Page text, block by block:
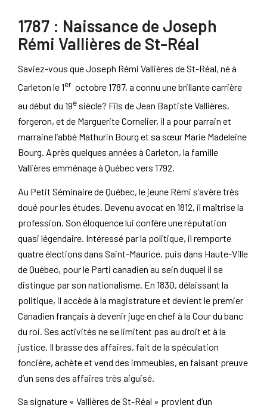
1787 : Naissance de Joseph
Rémi Vallières de St-Réal
Saviez-vous que Joseph Rémi Vallières de St-Réal, né à
Carleton le 1er octobre 1787, a connu une brillante carrière
au début du 19e siècle? Fils de Jean Baptiste Vallières,
forgeron, et de Marguerite Cornelier, il a pour parrain et
marraine l’abbé Mathurin Bourg et sa sœur Marie Madeleine
Bourg. Après quelques années à Carleton, la famille
Vallières emménage à Québec vers 1792.
Au Petit Séminaire de Québec, le jeune Rémi s’avère très
doué pour les études. Devenu avocat en 1812, il maîtrise la
profession. Son éloquence lui confère une réputation
quasi légendaire. Intéressé par la politique, il remporte
quatre élections dans Saint-Maurice, puis dans Haute-Ville
de Québec, pour le Parti canadien au sein duquel il se
distingue par son nationalisme. En 1830, délaissant la
politique, il accède à la magistrature et devient le premier
Canadien français à devenir juge en chef à la Cour du banc
du roi. Ses activités ne se limitent pas au droit et à la
justice. Il brasse des affaires, fait de la spéculation
foncière, achète et vend des immeubles, en faisant preuve
d’un sens des affaires très aiguisé.
Sa signature « Vallières de St-Réal » provient d’un